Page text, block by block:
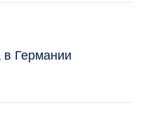
в Германии